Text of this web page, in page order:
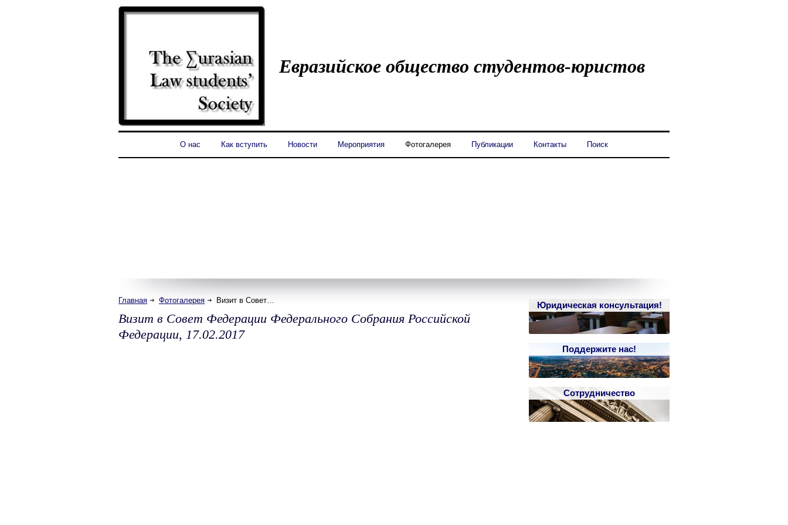
Евразийское общество студентов-юристов
О нас Как вступить Новости Мероприятия Фотогалерея Публикации Контакты Поиск
Главная Фотогалерея Визит в Совет…
Визит в Совет Федерации Федерального Собрания Российской
Федерации, 17.02.2017
Юридическая консультация!
Поддержите нас!
Сотрудничество